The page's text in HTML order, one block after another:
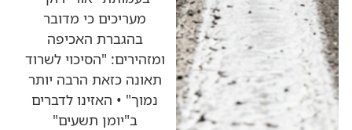
מעריכים כי מדובר
בהגברת האכיפה
ומזהירים: "הסיכוי לשרוד
תאונה כזאת הרבה יותר
נמוך" • האזינו לדברים
ב"יומן תשעים"